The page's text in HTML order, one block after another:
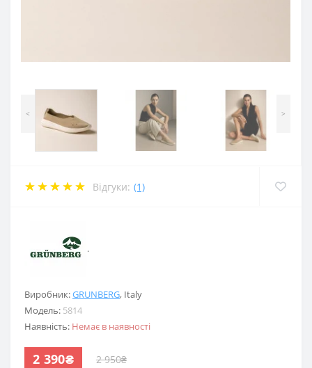
< >
Відгуки: (1)
Виробник:GRUNBERG, Italy
Модель: 5814
Наявність: Немає в наявності
2 390₴ 2 950₴
.